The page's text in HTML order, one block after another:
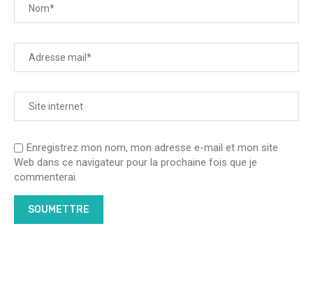
Enregistrez mon nom, mon adresse e-mail et mon site
Web dans ce navigateur pour la prochaine fois que je
commenterai.